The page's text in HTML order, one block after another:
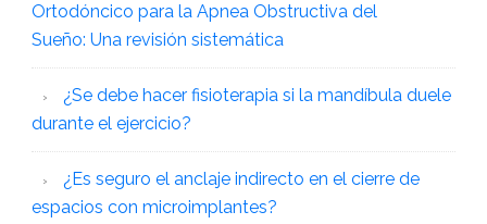
Ortodóncico para la Apnea Obstructiva del
Sueño: Una revisión sistemática
¿Se debe hacer fisioterapia si la mandíbula duele
durante el ejercicio?
¿Es seguro el anclaje indirecto en el cierre de
espacios con microimplantes?